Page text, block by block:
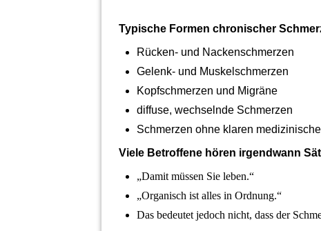
Typische Formen chronischer
Rücken- und Nackenschmerzen
Gelenk- und Muskelschmerzen
Kopfschmerzen und Migräne
diffuse, wechselnde Schmerzen
Schmerzen ohne klaren
Viele Betroffene hören irgendwann
„Damit müssen Sie leben.“
„Organisch ist alles in Ordnung.“
Das bedeutet jedoch nicht, dass der